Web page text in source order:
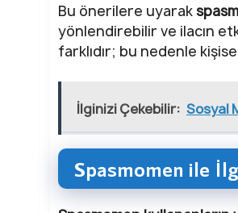
Bu önerilere uyarak
yönlendirebilir ve ilacın
farklıdır; bu nedenle
İlginizi Çekebilir: Sosyal
Spasmomen ile